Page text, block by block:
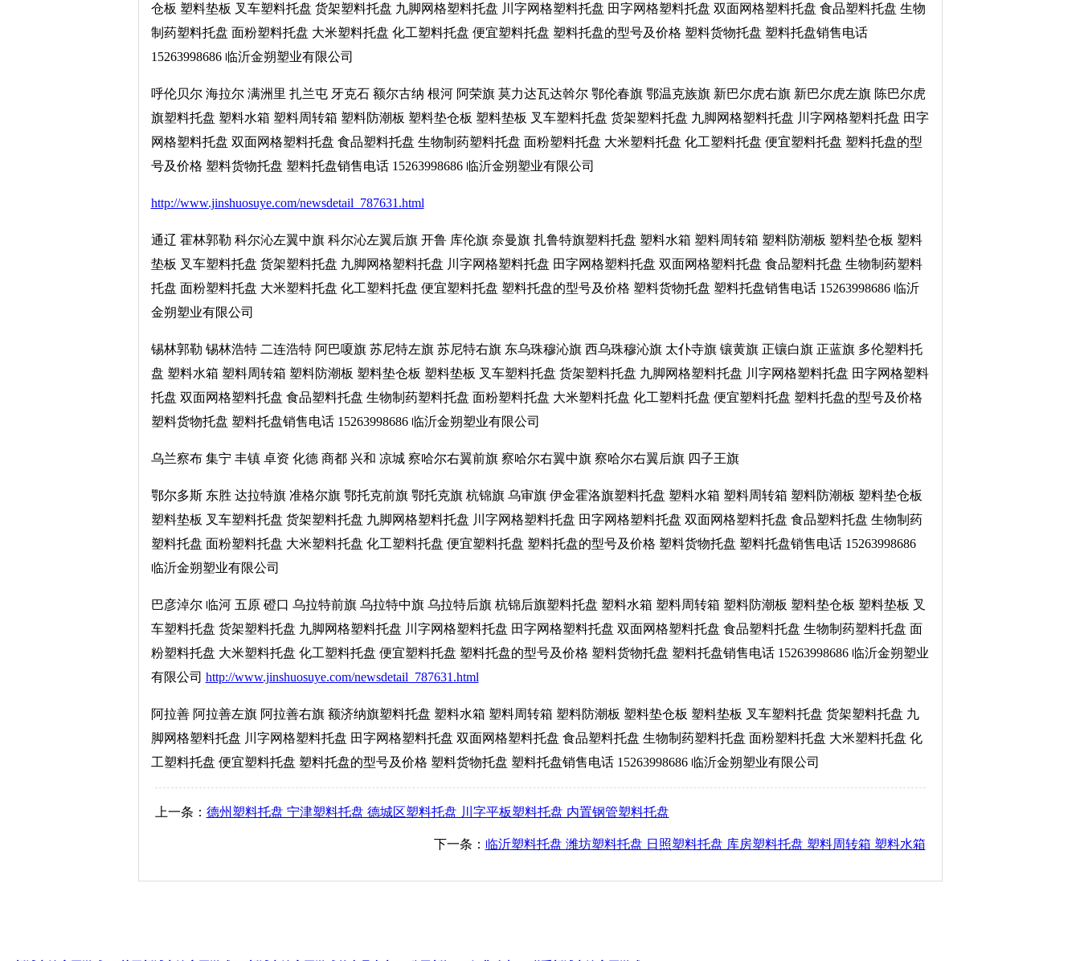
仓板 塑料垫板 叉车塑料托盘 货架塑料托盘 九脚网格塑料托盘 川字网格塑料托盘 田字网格塑料托盘 双面网格塑料托盘 食品塑料托盘 生物
制药塑料托盘 面粉塑料托盘 大米塑料托盘 化工塑料托盘 便宜塑料托盘 塑料托盘的型号及价格 塑料货物托盘 塑料托盘销售电话
15263998686 临沂金朔塑业有限公司
呼伦贝尔 海拉尔 满洲里 扎兰屯 牙克石 额尔古纳 根河 阿荣旗 莫力达瓦达斡尔 鄂伦春旗 鄂温克族旗 新巴尔虎右旗 新巴尔虎左旗 陈巴尔虎
旗塑料托盘 塑料水箱 塑料周转箱 塑料防潮板 塑料垫仓板 塑料垫板 叉车塑料托盘 货架塑料托盘 九脚网格塑料托盘 川字网格塑料托盘 田字
网格塑料托盘 双面网格塑料托盘 食品塑料托盘 生物制药塑料托盘 面粉塑料托盘 大米塑料托盘 化工塑料托盘 便宜塑料托盘 塑料托盘的型
号及价格 塑料货物托盘 塑料托盘销售电话 15263998686 临沂金朔塑业有限公司
http://www.jinshuosuye.com/newsdetail_787631.html
通辽 霍林郭勒 科尔沁左翼中旗 科尔沁左翼后旗 开鲁 库伦旗 奈曼旗 扎鲁特旗塑料托盘 塑料水箱 塑料周转箱 塑料防潮板 塑料垫仓板 塑料
垫板 叉车塑料托盘 货架塑料托盘 九脚网格塑料托盘 川字网格塑料托盘 田字网格塑料托盘 双面网格塑料托盘 食品塑料托盘 生物制药塑料
托盘 面粉塑料托盘 大米塑料托盘 化工塑料托盘 便宜塑料托盘 塑料托盘的型号及价格 塑料货物托盘 塑料托盘销售电话 15263998686 临沂
金朔塑业有限公司
锡林郭勒 锡林浩特 二连浩特 阿巴嗄旗 苏尼特左旗 苏尼特右旗 东乌珠穆沁旗 西乌珠穆沁旗 太仆寺旗 镶黄旗 正镶白旗 正蓝旗 多伦塑料托
盘 塑料水箱 塑料周转箱 塑料防潮板 塑料垫仓板 塑料垫板 叉车塑料托盘 货架塑料托盘 九脚网格塑料托盘 川字网格塑料托盘 田字网格塑料
托盘 双面网格塑料托盘 食品塑料托盘 生物制药塑料托盘 面粉塑料托盘 大米塑料托盘 化工塑料托盘 便宜塑料托盘 塑料托盘的型号及价格
塑料货物托盘 塑料托盘销售电话 15263998686 临沂金朔塑业有限公司
乌兰察布 集宁 丰镇 卓资 化德 商都 兴和 凉城 察哈尔右翼前旗 察哈尔右翼中旗 察哈尔右翼后旗 四子王旗
鄂尔多斯 东胜 达拉特旗 准格尔旗 鄂托克前旗 鄂托克旗 杭锦旗 乌审旗 伊金霍洛旗塑料托盘 塑料水箱 塑料周转箱 塑料防潮板 塑料垫仓板
塑料垫板 叉车塑料托盘 货架塑料托盘 九脚网格塑料托盘 川字网格塑料托盘 田字网格塑料托盘 双面网格塑料托盘 食品塑料托盘 生物制药
塑料托盘 面粉塑料托盘 大米塑料托盘 化工塑料托盘 便宜塑料托盘 塑料托盘的型号及价格 塑料货物托盘 塑料托盘销售电话 15263998686
临沂金朔塑业有限公司
巴彦淖尔 临河 五原 磴口 乌拉特前旗 乌拉特中旗 乌拉特后旗 杭锦后旗塑料托盘 塑料水箱 塑料周转箱 塑料防潮板 塑料垫仓板 塑料垫板 叉
车塑料托盘 货架塑料托盘 九脚网格塑料托盘 川字网格塑料托盘 田字网格塑料托盘 双面网格塑料托盘 食品塑料托盘 生物制药塑料托盘 面
粉塑料托盘 大米塑料托盘 化工塑料托盘 便宜塑料托盘 塑料托盘的型号及价格 塑料货物托盘 塑料托盘销售电话 15263998686 临沂金朔塑业
有限公司 http://www.jinshuosuye.com/newsdetail_787631.html
阿拉善 阿拉善左旗 阿拉善右旗 额济纳旗塑料托盘 塑料水箱 塑料周转箱 塑料防潮板 塑料垫仓板 塑料垫板 叉车塑料托盘 货架塑料托盘 九
脚网格塑料托盘 川字网格塑料托盘 田字网格塑料托盘 双面网格塑料托盘 食品塑料托盘 生物制药塑料托盘 面粉塑料托盘 大米塑料托盘 化
工塑料托盘 便宜塑料托盘 塑料托盘的型号及价格 塑料货物托盘 塑料托盘销售电话 15263998686 临沂金朔塑业有限公司
上一条： 德州塑料托盘 宁津塑料托盘 德城区塑料托盘 川字平板塑料托盘 内置钢管塑料托盘
下一条： 临沂塑料托盘 潍坊塑料托盘 日照塑料托盘 库房塑料托盘 塑料周转箱 塑料水箱